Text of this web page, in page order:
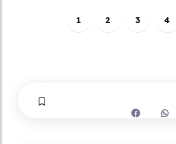
1 2 3 4